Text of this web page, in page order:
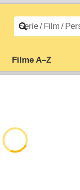
Filme A–Z